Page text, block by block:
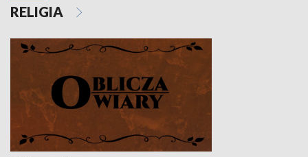
RELIGIA